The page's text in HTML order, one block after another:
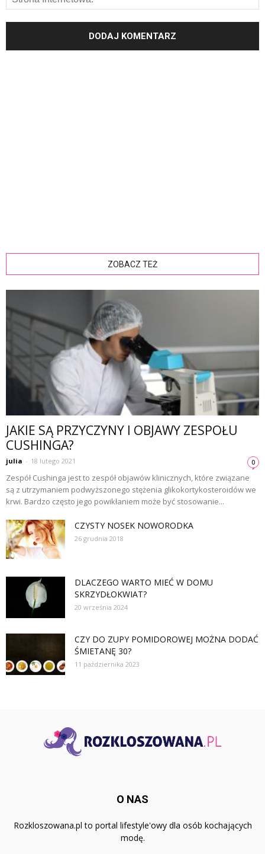
ZOBACZ TEŻ
JAKIE SĄ PRZYCZYNY I OBJAWY ZESPOŁU
CUSHINGA?
julia - 18 lutego 2021 0
Zespół Cushinga jest to zespół objawów klinicznych, które związane
są z utrzymaniem podwyższonego stężenia glikokortykosteroidów we
krwi. Bardzo często jego powikłaniem może być stosowanie...
CZYSTY NOSEK NOWORODKA
26 grudnia 2018
DLACZEGO WARTO MIEĆ W DOMU
SKRZYDŁOKWIAT?
20 września 2024
CZY DO ZUPY POMIDOROWEJ MOŻNA DODAĆ
ŚMIETANĘ 30?
11 października 2023
O NAS
Rozkloszowana.pl to portal lifestyle'owy dla osób kochających
modę.